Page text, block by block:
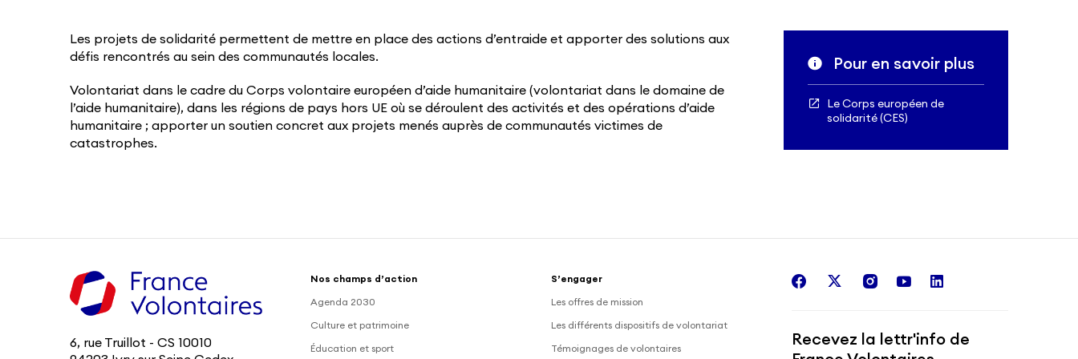
Les projets de solidarité permettent de mettre en place des actions d’entraide et apporter des solutions aux
défis rencontrés au sein des communautés locales.
Volontariat dans le cadre du Corps volontaire européen d’aide humanitaire (volontariat dans le domaine de
l’aide humanitaire), dans les régions de pays hors UE où se déroulent des activités et des opérations d’aide
humanitaire ; apporter un soutien concret aux projets menés auprès de communautés victimes de
catastrophes.
Pour en savoir plus
Le Corps européen de
solidarité (CES)
6, rue Truillot - CS 10010
Nos champs d’action
Agenda 2030
Culture et patrimoine
Éducation et sport
S’engager
Les offres de mission
Les différents dispositifs de volontariat
Témoignages de volontaires
facebook
twitterinstagram
youtubelinkedin
Recevez la lettr'info de